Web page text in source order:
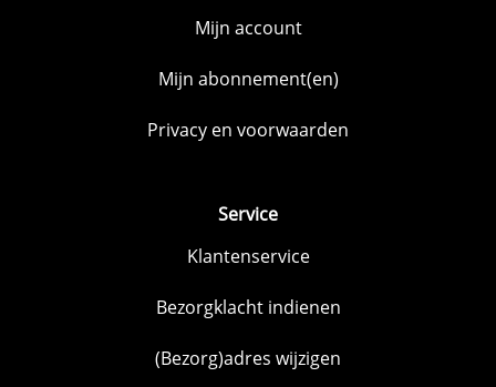
Mijn account
Mijn abonnement(en)
Privacy en voorwaarden
Service
Klantenservice
Bezorgklacht indienen
(Bezorg)adres wijzigen